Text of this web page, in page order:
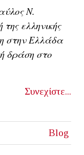
Ν.
ελληνικής
στην Ελλάδα
δράση στο
Συνεχίστε...
Blog